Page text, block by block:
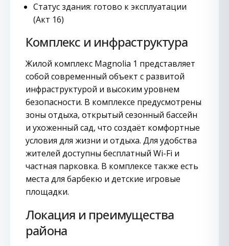
Статус здания: готово к эксплуатации
(Акт 16)
Комплекс и инфраструктура
Жилой комплекс Magnolia 1 представляет
собой современный объект с развитой
инфраструктурой и высоким уровнем
безопасности. В комплексе предусмотрены
зоны отдыха, открытый сезонный бассейн
и ухоженный сад, что создаёт комфортные
условия для жизни и отдыха. Для удобства
жителей доступны бесплатный Wi-Fi и
частная парковка. В комплексе также есть
места для барбекю и детские игровые
площадки.
Локация и преимущества
района